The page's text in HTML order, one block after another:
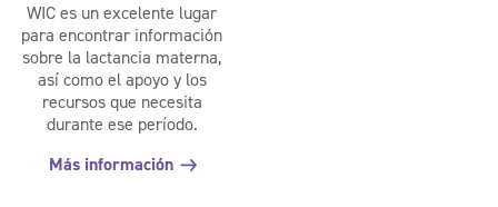
WIC es un excelente lugar
para encontrar información
sobre la lactancia materna,
así como el apoyo y los
recursos que necesita
durante ese período.
Más información